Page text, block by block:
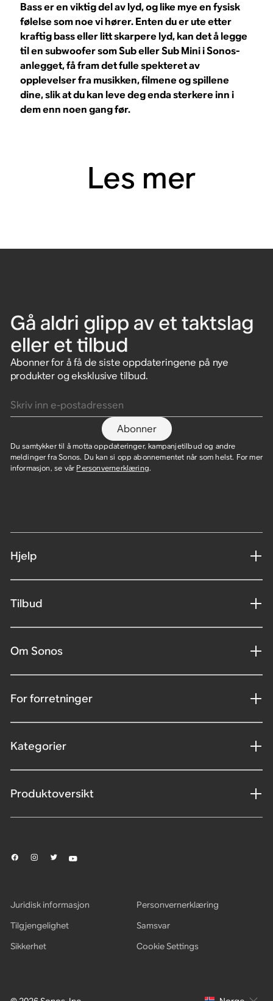
Bass er en viktig del av lyd, og like mye en fysisk
følelse som noe vi hører. Enten du er ute etter
kraftig bass eller litt skarpere lyd, kan det å legge
til en subwoofer som Sub eller Sub Mini i Sonos-
anlegget, få fram det fulle spekteret av
opplevelser fra musikken, filmene og spillene
dine, slik at du kan leve deg enda sterkere inn i
dem enn noen gang før.
Les mer
Gå aldri glipp av et taktslag
eller et tilbud
Abonner for å få de siste oppdateringene på nye
produkter og eksklusive tilbud.
Abonner
Du samtykker til å motta oppdateringer, kampanjetilbud og andre
meldinger fra Sonos. Du kan si opp abonnementet når som helst. For mer
informasjon, se vår Personvernerklæring.
Hjelp
Tilbud
Om Sonos
For forretninger
Kategorier
Produktoversikt
Juridisk informasjon
Personvernerklæring
Tilgjengelighet
Samsvar
Sikkerhet
Cookie Settings